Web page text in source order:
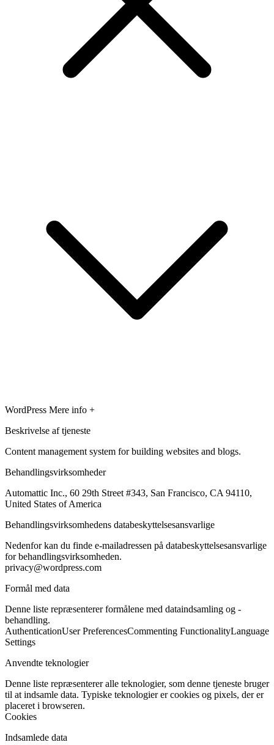
WordPress Mere info +
Beskrivelse af tjeneste
Content management system for building websites and blogs.
Behandlingsvirksomheder
Automattic Inc., 60 29th Street #343, San Francisco, CA 94110,
United States of America
Behandlingsvirksomhedens databeskyttelsesansvarlige
Nedenfor kan du finde e-mailadressen på databeskyttelsesansvarlige
for behandlingsvirksomheden.
privacy@wordpress.com
Formål med data
Denne liste repræsenterer formålene med dataindsamling og -
behandling.
AuthenticationUser PreferencesCommenting FunctionalityLanguage
Settings
Anvendte teknologier
Denne liste repræsenterer alle teknologier, som denne tjeneste bruger
til at indsamle data. Typiske teknologier er cookies og pixels, der er
placeret i browseren.
Cookies
Indsamlede data